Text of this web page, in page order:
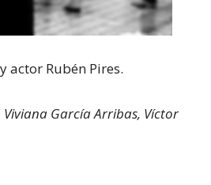
actor Rubén Pires.
Viviana García Arribas, Víctor